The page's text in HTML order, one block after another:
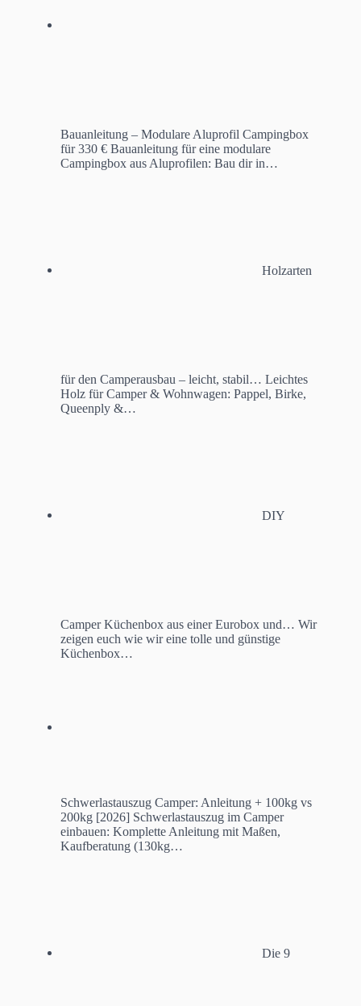
Bauanleitung – Modulare Aluprofil Campingbox
für 330 € Bauanleitung für eine modulare
Campingbox aus Aluprofilen: Bau dir in…
Holzarten
für den Camperausbau – leicht, stabil… Leichtes
Holz für Camper & Wohnwagen: Pappel, Birke,
Queenply &…
DIY
Camper Küchenbox aus einer Eurobox und… Wir
zeigen euch wie wir eine tolle und günstige
Küchenbox…
Schwerlastauszug Camper: Anleitung + 100kg vs
200kg [2026] Schwerlastauszug im Camper
einbauen: Komplette Anleitung mit Maßen,
Kaufberatung (130kg…
Die 9